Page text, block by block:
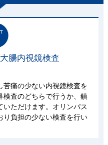
腸内視鏡検査
苦痛の少ない内視鏡検査を
検査のどちらで行うか、鎮
ただけます。オリンパス
り負担の少ない検査を行い